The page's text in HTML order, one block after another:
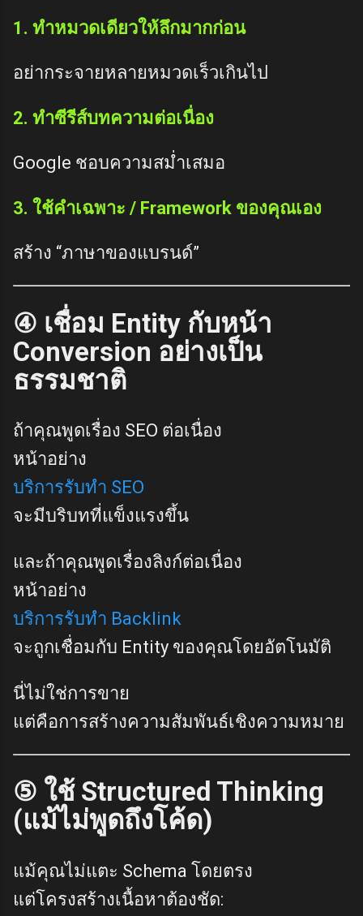
1. ทำหมวดเดียวให้ลึกมากก่อน
อย่ากระจายหลายหมวดเร็วเกินไป
2. ทำซีรีส์บทความต่อเนื่อง
Google ชอบความสม่ำเสมอ
3. ใช้คำเฉพาะ / Framework ของคุณเอง
สร้าง “ภาษาของแบรนด์”
④ เชื่อม Entity กับหน้า
Conversion อย่างเป็น
ธรรมชาติ
ถ้าคุณพูดเรื่อง SEO ต่อเนื่อง
หน้าอย่าง
บริการรับทำ SEO
จะมีบริบทที่แข็งแรงขึ้น
และถ้าคุณพูดเรื่องลิงก์ต่อเนื่อง
หน้าอย่าง
บริการรับทำ Backlink
จะถูกเชื่อมกับ Entity ของคุณโดยอัตโนมัติ
นี่ไม่ใช่การขาย
แต่คือการสร้างความสัมพันธ์เชิงความหมาย
⑤ ใช้ Structured Thinking
(แม้ไม่พูดถึงโค้ด)
แม้คุณไม่แตะ Schema โดยตรง
แต่โครงสร้างเนื้อหาต้องชัด: